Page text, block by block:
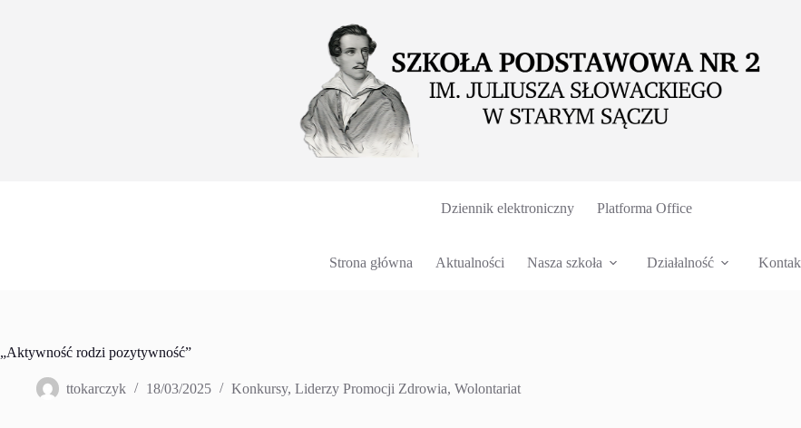
Dziennik elektroniczny Platforma Office
Strona główna Aktualności Nasza szkoła Działalność
„Aktywność rodzi pozytywność”
ttokarczyk 18/03/2025 Konkursy, Liderzy Promocji Zdrowia, Wolontariat